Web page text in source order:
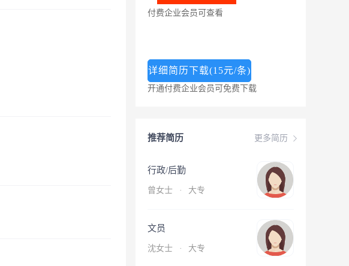
付费企业会员可查看
详细简历下载(15元/条)
开通付费企业会员可免费下载
更多简历
推荐简历
行政/后勤
曾女士 · 大专
文员
沈女士 · 大专